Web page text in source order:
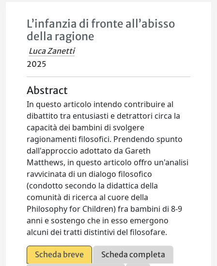
L’infanzia di fronte all’abisso
della ragione
Luca Zanetti
2025
Abstract
In questo articolo intendo contribuire al
dibattito tra entusiasti e detrattori circa la
capacità dei bambini di svolgere
ragionamenti filosofici. Prendendo spunto
dall'approccio adottato da Gareth
Matthews, in questo articolo offro un'analisi
ravvicinata di un dialogo filosofico
(condotto secondo la didattica della
comunità di ricerca al cuore della
Philosophy for Children) fra bambini di 8-9
anni e sostengo che in esso emergono
alcuni dei tratti distintivi del filosofare.
Scheda breve
Scheda completa